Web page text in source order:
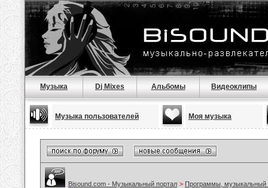
Музыка Dj Mixes Альбомы Видеоклипы
Музыка пользователей Моя музыка
Bisound.com - Музыкальный портал > Программы, музыкальный